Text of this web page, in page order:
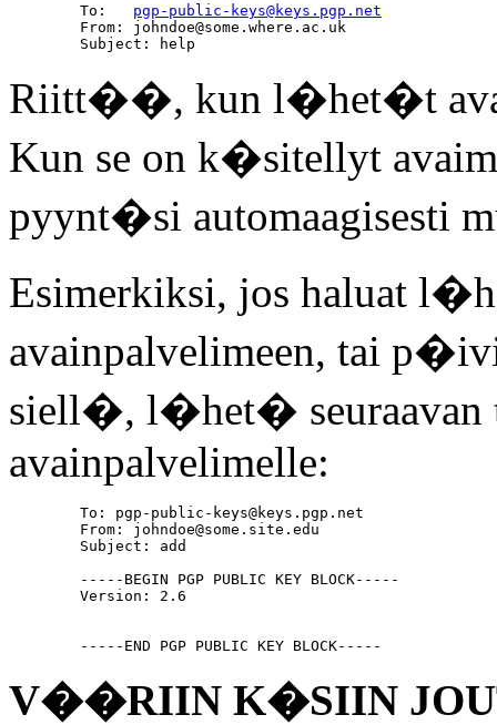
        To:
pgp-public-keys@keys.pgp.net
        From: johndoe@some.where.ac.uk
Riitt��, kun l�het�t
Kun se on k�sitellyt
pyynt�si automaagisesti
Esimerkiksi, jos haluat
avainpalvelimeen, tai
siell�, l�het� seuraavan
avainpalvelimelle:
V��RIIN K�SIIN